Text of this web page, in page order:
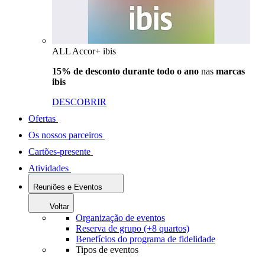
ALL Accor+ ibis
15% de desconto durante todo o ano nas marcas
ibis
DESCOBRIR
Ofertas
Os nossos parceiros
Cartões-presente
Atividades
Reuniões e Eventos
Voltar
Organização de eventos
Reserva de grupo (+8 quartos)
Benefícios do programa de fidelidade
Tipos de eventos